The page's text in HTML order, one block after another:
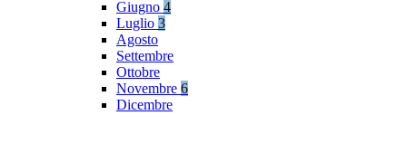
Giugno 4
Luglio 3
Agosto
Settembre
Ottobre
Novembre 6
Dicembre